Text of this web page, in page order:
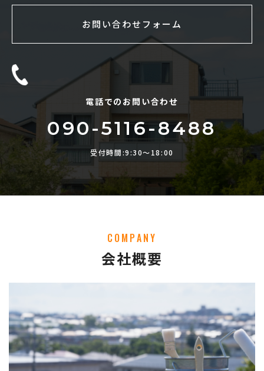
お問い合わせフォーム
電話でのお問い合わせ
090-5116-8488
受付時間:9:30〜18:00
COMPANY
会社概要